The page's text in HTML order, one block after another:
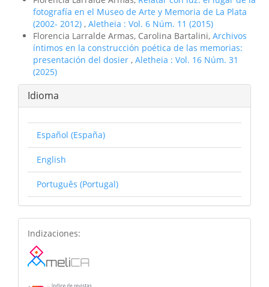
fotografí­a en el Museo de Arte y Memoria de La Plata
(2002- 2012) , Aletheia : Vol. 6 Núm. 11 (2015)
Florencia Larralde Armas, Carolina Bartalini, Archivos
íntimos en la construcción poética de las memorias:
presentación del dosier , Aletheia : Vol. 16 Núm. 31
(2025)
Idioma
Español (España)
English
Português (Portugal)
basesdedatos
Indizaciones: